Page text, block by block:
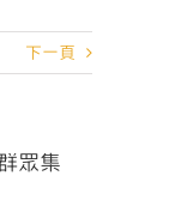
下一頁
眾集